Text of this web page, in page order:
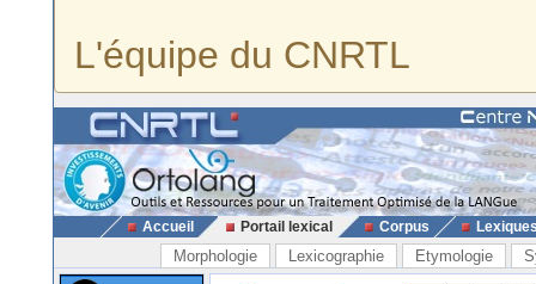
L'équipe du CNRTL
Accueil Portail lexical Corpus
Morphologie Lexicographie Etymologie